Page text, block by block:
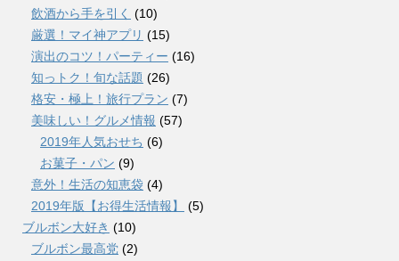
飲酒から手を引く (10)
厳選！マイ神アプリ (15)
演出のコツ！パーティー (16)
知っトク！旬な話題 (26)
格安・極上！旅行プラン (7)
美味しい！グルメ情報 (57)
2019年人気おせち (6)
お菓子・パン (9)
意外！生活の知恵袋 (4)
2019年版【お得生活情報】
(5)
ブルボン大好き (10)
ブルボン最高党 (2)